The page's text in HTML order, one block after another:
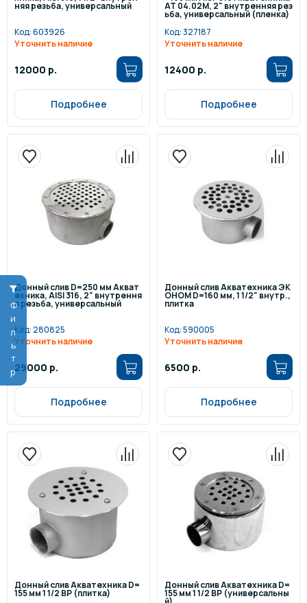
Фильтр
няя резьба, универсальный
Код:603926
Уточнить наличие
12000 р.
Подробнее
АТ 04.02М, 2" внутренняя рез
ьба, универсальный (пленка)
Код:327187
Уточнить наличие
12400 р.
Подробнее
Донный слив D=250 мм Акват
ехника, AISI 316, 2" внутрення
я резьба, универсальный
Код: 280825
Уточнить наличие
29000 р.
Подробнее
Донный слив Акватехника ЭК
ОНОМ D=160 мм, 1 1/2" внутр.,
плитка
Код:590005
Уточнить наличие
6500 р.
Подробнее
Донный слив Акватехника D=
155 мм 1 1/2 ВР (плитка)
Донный слив Акватехника D=
155 мм 1 1/2 ВР (универсальны